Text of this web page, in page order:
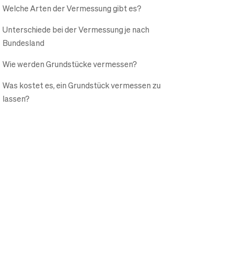
Welche Arten der Vermessung gibt es?
Unterschiede bei der Vermessung je nach
Bundesland
Wie werden Grundstücke vermessen?
Was kostet es, ein Grundstück vermessen zu
lassen?